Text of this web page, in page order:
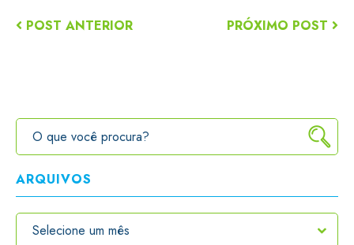
POST ANTERIOR PRÓXIMO POST
ARQUIVOS